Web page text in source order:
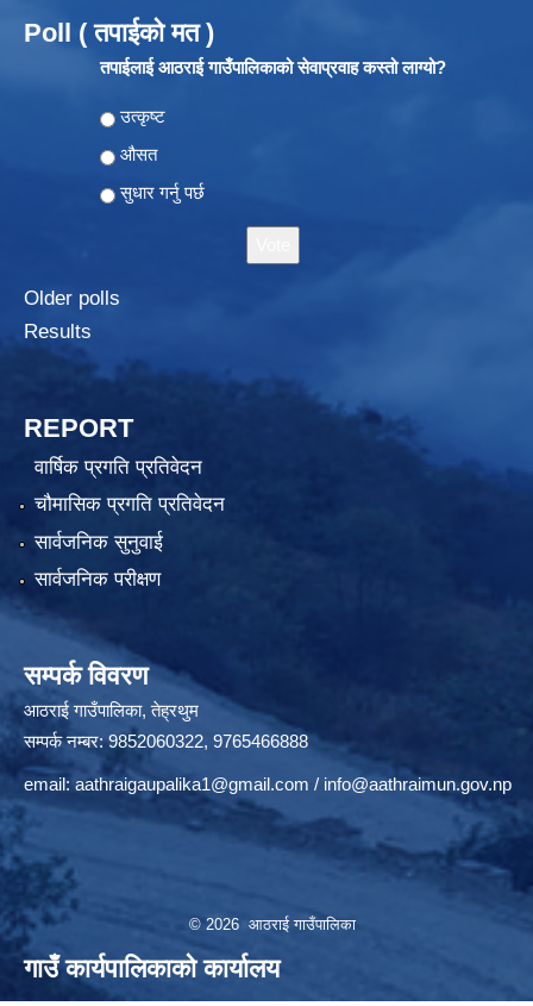
Poll ( तपाईको मत )
तपाईलाई आठराई गाउँपालिकाको सेवाप्रवाह कस्तो लाग्यो?
Choices
उत्कृष्ट
औसत
सुधार गर्नु पर्छ
Older polls
Results
REPORT
वार्षिक प्रगति प्रतिवेदन
चौमासिक प्रगति प्रतिवेदन
सार्वजनिक सुनुवाई
सार्वजनिक परीक्षण
सम्पर्क विवरण
आठराई गाउँपालिका, तेह्रथुम
सम्पर्क नम्बर: 9852060322, 9765466888
email: aathraigaupalika1@gmail.com / info@aathraimun.gov.np
© 2026 आठराई गाउँपालिका
गाउँ कार्यपालिकाको कार्यालय